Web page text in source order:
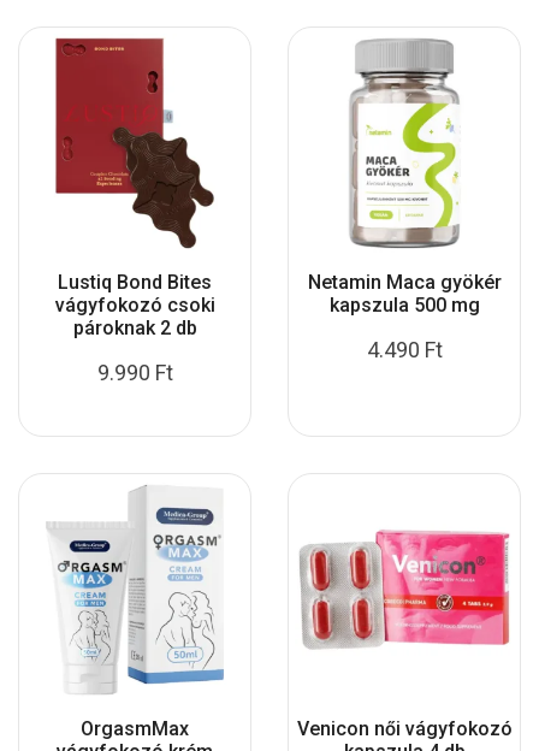
Lustiq Bond Bites
vágyfokozó csoki
pároknak 2 db
9.990 Ft
Netamin Maca gyökér
kapszula 500 mg
4.490 Ft
OrgasmMax
Venicon női vágyfokozó